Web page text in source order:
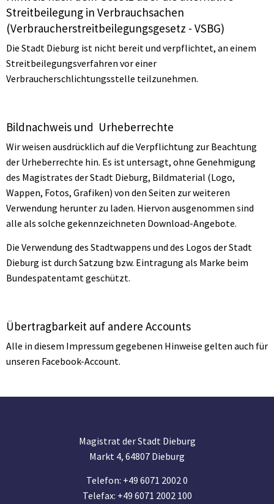
Streitbeilegung in Verbrauchsachen
(Verbraucherstreitbeilegungsgesetz - VSBG)
Die Stadt Dieburg ist nicht bereit und verpflichtet, an einem
Streitbeilegungsverfahren vor einer
Verbraucherschlichtungsstelle teilzunehmen.
Bildnachweis und Urheberrechte
Wir weisen ausdrücklich auf die Verpflichtung zur Beachtung
der Urheberrechte hin. Es ist untersagt, ohne Genehmigung
des Magistrates der Stadt Dieburg, Bildmaterial (Logo,
Wappen, Fotos, Grafiken) von den Seiten zur weiteren
Verwendung herunter zu laden. Hiervon ausgenommen sind
alle als solche gekennzeichneten Download-Angebote.
Die Verwendung des Stadtwappens und des Logos der Stadt
Dieburg ist durch Satzung bzw. Eintragung als Marke beim
Bundespatentamt geschützt.
Übertragbarkeit auf andere Accounts
Alle in diesem Impressum gegebenen Hinweise gelten auch für
unseren Facebook-Account.
Magistrat der Stadt Dieburg
Markt 4, 64807 Dieburg
Telefon: +49 6071 2002 0
Telefax: +49 6071 2002 100